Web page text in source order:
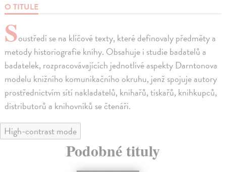
O TITULE
Soustředí se na klíčové texty, které definovaly předměty a
metody historiografie knihy. Obsahuje i studie badatelů a
badatelek, rozpracovávajících jednotlivé aspekty Darntonova
modelu knižního komunikačního okruhu, jenž spojuje autory
prostřednictvím sítí nakladatelů, knihařů, tiskařů, knihkupců,
distributorů a knihovníků se čtenáři.
High-contrast mode
Podobné tituly